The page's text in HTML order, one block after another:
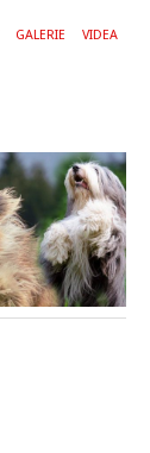
GALERIE VIDEA